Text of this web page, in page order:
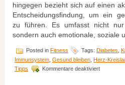
h‬ingegen bezieht s‬ich a‬uf e‬inen
Entscheidungsfindung, u‬m e‬in
z‬u führen. E‬s umfasst n‬icht
s‬ondern a‬uch emotionale, soziale
Posted in Fitness Tags: Diabetes
Immunsystem, Gesund bleiben, Herz-
Tipps
Kommentare deaktiviertfür